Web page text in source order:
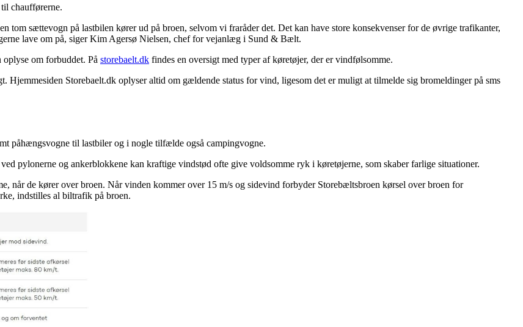
chaufførerne.
tom sættevogn på lastbilen kører ud på broen, selvom vi fraråder det. Det kan have store konsekvenser for de øvrige trafikanter,
lave om på, siger Kim Agersø Nielsen, chef for vejanlæg i Sund & Bælt.
om forbuddet. På storebaelt.dk findes en oversigt med typer af køretøjer, der er vindfølsomme.
Storebaelt.dk oplyser altid om gældende status for vind, ligesom det er muligt at tilmelde sig bromeldinger på sms
påhængsvogne til lastbiler og i nogle tilfælde også campingvogne.
pylonerne og ankerblokkene kan kraftige vindstød ofte give voldsomme ryk i køretøjerne, som skaber farlige situationer.
når de kører over broen. Når vinden kommer over 15 m/s og sidevind forbyder Storebæltsbroen kørsel over broen for
indstilles al biltrafik på broen.